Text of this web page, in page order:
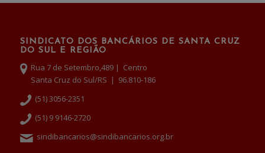
SINDICATO DOS BANCÁRIOS DE SANTA CRUZ
DO SUL E REGIÃO
Rua 7 de Setembro,489 | Centro
Santa Cruz do Sul/RS | 96.810-186
(51) 3056-2351
(51) 9 9146-2720
sindibancarios@sindibancarios.org.br